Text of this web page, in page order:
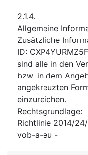
2.1.4.
Allgemeine
Zusätzliche
ID:
sind alle in den
bzw. in dem
angekreuzten
einzureichen.
Rechtsgrundlage:
Richtlinie 2014/
vob-a-eu -